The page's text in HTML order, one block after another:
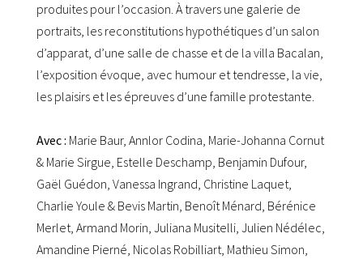
produites pour l’occasion. À travers une galerie de
portraits, les reconstitutions hypothétiques d’un salon
d’apparat, d’une salle de chasse et de la villa Bacalan,
l’exposition évoque, avec humour et tendresse, la vie,
les plaisirs et les épreuves d’une famille protestante.
Avec : Marie Baur, Annlor Codina, Marie-Johanna Cornut
& Marie Sirgue, Estelle Deschamp, Benjamin Dufour,
Gaël Guédon, Vanessa Ingrand, Christine Laquet,
Charlie Youle & Bevis Martin, Benoît Ménard, Bérénice
Merlet, Armand Morin, Juliana Musitelli, Julien Nédélec,
Amandine Pierné, Nicolas Robilliart, Mathieu Simon,